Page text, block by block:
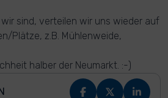
sind, verteilen wir uns wieder auf
Plätze, z.B. Mühlenweide,
halber der Neumarkt. :-)